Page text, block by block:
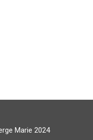
Marie 2024